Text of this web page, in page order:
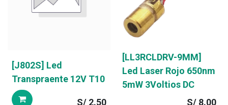
[J802S] Led
Transpraente 12V T10
S/ 2.50
[LL3RCLDRV-9MM]
Led Laser Rojo 650nm
5mW 3Voltios DC
S/ 8.00